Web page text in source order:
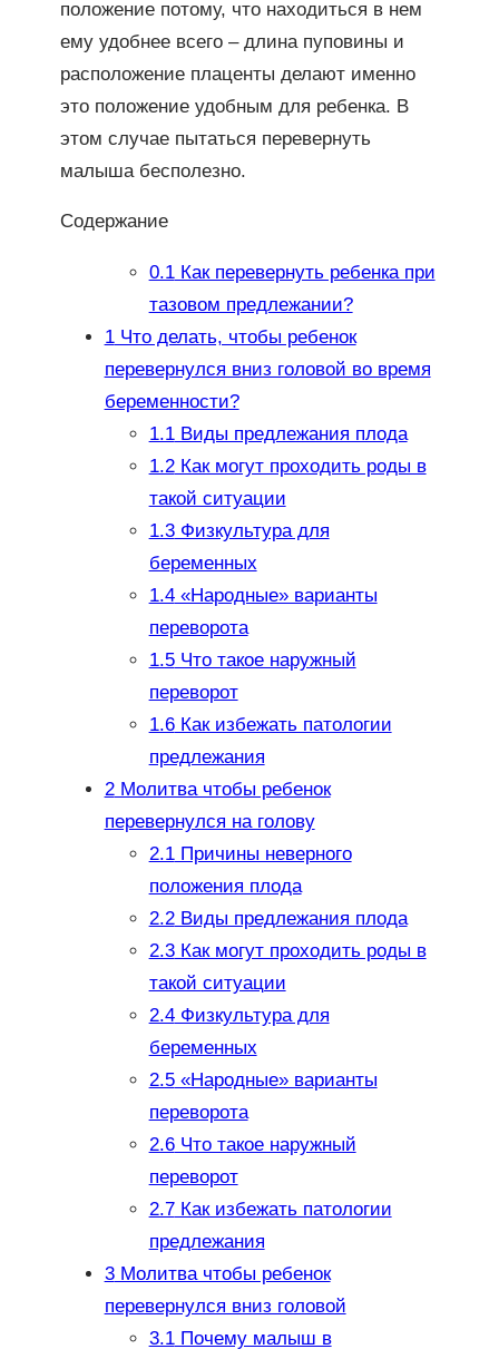
положение потому, что находиться в нем
ему удобнее всего – длина пуповины и
расположение плаценты делают именно
это положение удобным для ребенка. В
этом случае пытаться перевернуть
малыша бесполезно.
Содержание
0.1Как перевернуть ребенка при
тазовом предлежании?
1Что делать, чтобы ребенок
перевернулся вниз головой во время
беременности?
1.1Виды предлежания плода
1.2Как могут проходить роды в
такой ситуации
1.3Физкультура для
беременных
1.4«Народные» варианты
переворота
1.5Что такое наружный
переворот
1.6Как избежать патологии
предлежания
2Молитва чтобы ребенок
перевернулся на голову
2.1Причины неверного
положения плода
2.2Виды предлежания плода
2.3Как могут проходить роды в
такой ситуации
2.4Физкультура для
беременных
2.5«Народные» варианты
переворота
2.6Что такое наружный
переворот
2.7Как избежать патологии
предлежания
3Молитва чтобы ребенок
перевернулся вниз головой
3.1Почему малыш в